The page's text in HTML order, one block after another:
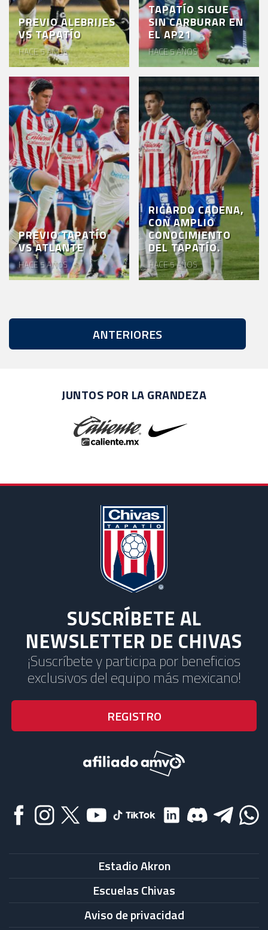
PREVIO ALEBRIJES
VS TAPATÍO
HACE 5 AÑOS
TAPATÍO SIGUE
SIN CARBURAR EN
EL AP21
HACE 5 AÑOS
PREVIO TAPATÍO
VS ATLANTE
HACE 5 AÑOS
RICARDO CADENA,
CON AMPLIO
CONOCIMIENTO
DEL TAPATÍO.
HACE 5 AÑOS
ANTERIORES
JUNTOS POR LA GRANDEZA
SUSCRÍBETE AL
NEWSLETTER DE CHIVAS
¡Suscríbete y participa por beneficios
exclusivos del equipo más mexicano!
Estadio Akron
Escuelas Chivas
Aviso de privacidad